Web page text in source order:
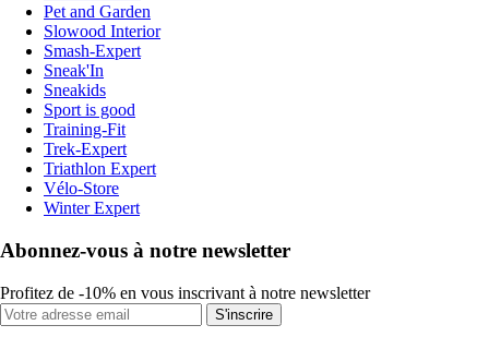
Pet and Garden
Slowood Interior
Smash-Expert
Sneak'In
Sneakids
Sport is good
Training-Fit
Trek-Expert
Triathlon Expert
Vélo-Store
Winter Expert
Abonnez-vous à notre newsletter
Profitez de -10% en vous inscrivant à notre newsletter
S'inscrire